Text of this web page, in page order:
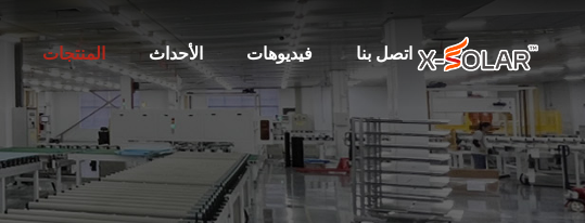
المنتجات الأحداث فيديوهات اتصل بنا